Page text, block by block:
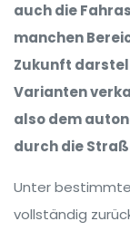
auch die
manchen
Zukunft
Varianten
also dem
durch die
Unter
vollständig